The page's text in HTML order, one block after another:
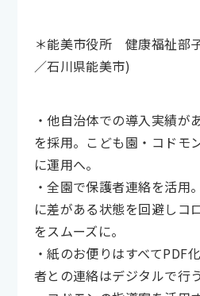
＊能美市役所 健康福祉部
／石川県能美市)
・他自治体での導入実績が
を採用。こども園・コドモ
に運用へ。
・全園で保護者連絡を活用
に差がある状態を回避しコ
をスムーズに。
・紙のお便りはすべてPDF
者との連絡はデジタルで行